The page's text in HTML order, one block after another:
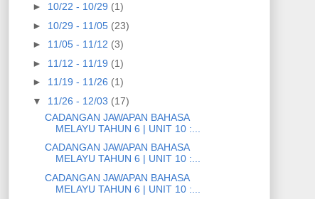
► 10/22 - 10/29 (1)
► 10/29 - 11/05 (23)
► 11/05 - 11/12 (3)
► 11/12 - 11/19 (1)
► 11/19 - 11/26 (1)
▼ 11/26 - 12/03 (17)
CADANGAN JAWAPAN BAHASA
MELAYU TAHUN 6 | UNIT 10 :...
CADANGAN JAWAPAN BAHASA
MELAYU TAHUN 6 | UNIT 10 :...
CADANGAN JAWAPAN BAHASA
MELAYU TAHUN 6 | UNIT 10 :...